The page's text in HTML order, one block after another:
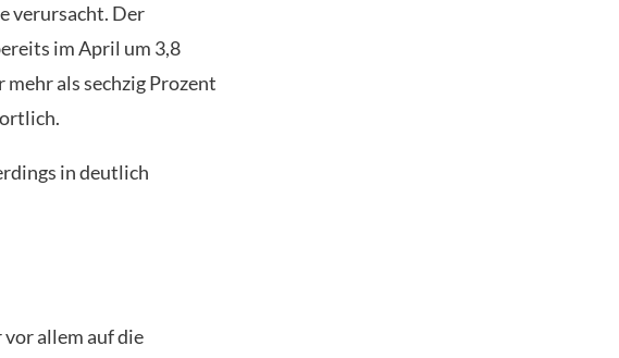
verursacht. Der
im April um 3,8
als sechzig Prozent
in deutlich
allem auf die